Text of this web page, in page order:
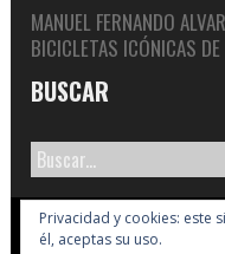
MANUEL FERNANDO
BICICLETAS ICÓNICAS
BUSCAR
Privacidad y cookies: este
él, aceptas su uso.